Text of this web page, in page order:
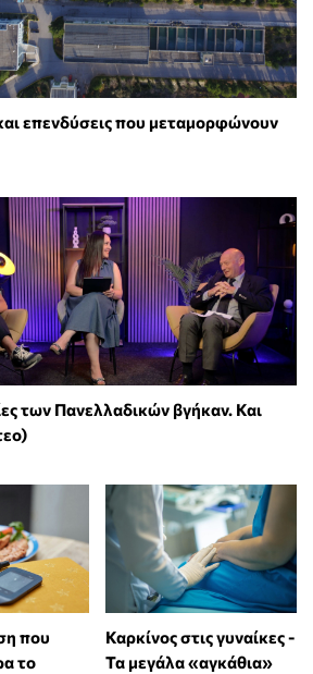
επενδύσεις που μεταμορφώνουν
των Πανελλαδικών βγήκαν. Και
που
το
Καρκίνος στις γυναίκες -
Τα μεγάλα «αγκάθια»